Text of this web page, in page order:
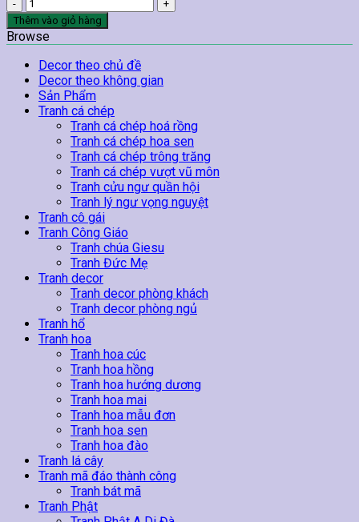
Phố
Cổ
Hà
Nội
TT36
số
lượng
Thêm vào giỏ hàng
Browse
Decor theo chủ đề
Decor theo không gian
Sản Phẩm
Tranh cá chép
Tranh cá chép hoá rồng
Tranh cá chép hoa sen
Tranh cá chép trông trăng
Tranh cá chép vượt vũ môn
Tranh cửu ngư quần hội
Tranh lý ngư vọng nguyệt
Tranh cô gái
Tranh Công Giáo
Tranh chúa Giesu
Tranh Đức Mẹ
Tranh decor
Tranh decor phòng khách
Tranh decor phòng ngủ
Tranh hổ
Tranh hoa
Tranh hoa cúc
Tranh hoa hồng
Tranh hoa hướng dương
Tranh hoa mai
Tranh hoa mẫu đơn
Tranh hoa sen
Tranh hoa đào
Tranh lá cây
Tranh mã đáo thành công
Tranh bát mã
Tranh Phật